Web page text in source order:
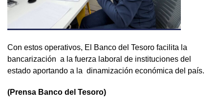
Con estos operativos, El Banco del Tesoro facilita la
bancarización a la fuerza laboral de instituciones del
estado aportando a la dinamización económica del país.
(Prensa Banco del Tesoro)